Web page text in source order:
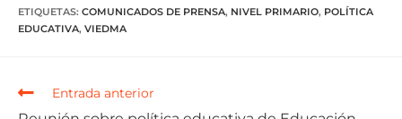
ETIQUETAS: COMUNICADOS DE PRENSA, NIVEL PRIMARIO, POLÍTICA
EDUCATIVA, VIEDMA
Entrada anterior